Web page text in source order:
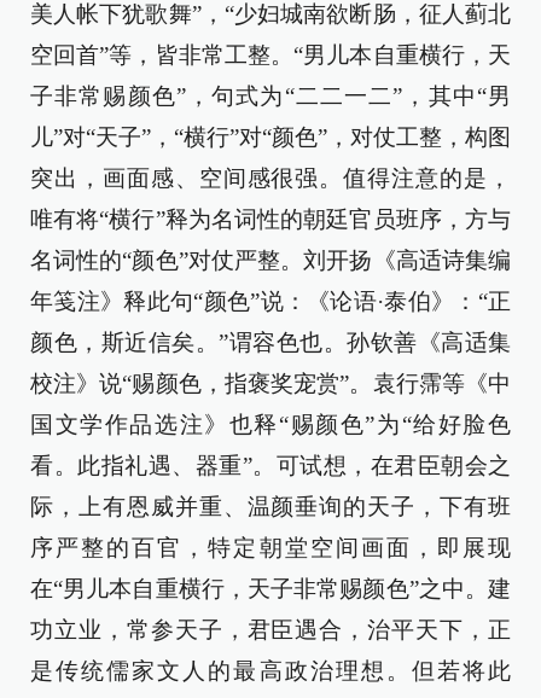
美人帐下犹歌舞”，“少妇城南欲断肠，征人蓟北
空回首”等，皆非常工整。“男儿本自重横行，天
子非常赐颜色”，句式为“二二一二”，其中“男
儿”对“天子”，“横行”对“颜色”，对仗工整，构图
突出，画面感、空间感很强。值得注意的是，
唯有将“横行”释为名词性的朝廷官员班序，方与
名词性的“颜色”对仗严整。刘开扬《高适诗集编
年笺注》释此句“颜色”说：《论语·泰伯》：“正
颜色，斯近信矣。”谓容色也。孙钦善《高适集
校注》说“赐颜色，指褒奖宠赏”。袁行霈等《中
国文学作品选注》也释“赐颜色”为“给好脸色
看。此指礼遇、器重”。可试想，在君臣朝会之
际，上有恩威并重、温颜垂询的天子，下有班
序严整的百官，特定朝堂空间画面，即展现
在“男儿本自重横行，天子非常赐颜色”之中。建
功立业，常参天子，君臣遇合，治平天下，正
是传统儒家文人的最高政治理想。但若将此